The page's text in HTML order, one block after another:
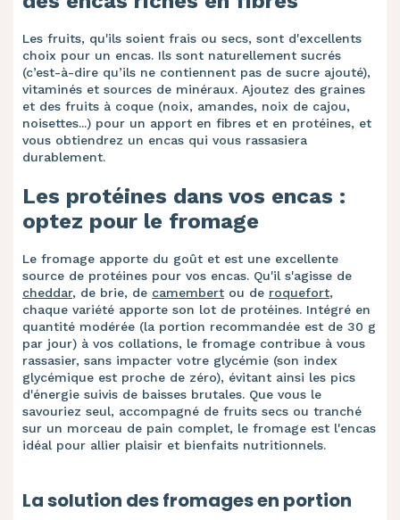
Les fruits, qu'ils soient frais ou secs, sont d'excellents
choix pour un encas. Ils sont naturellement sucrés
(c’est-à-dire qu’ils ne contiennent pas de sucre ajouté),
vitaminés et sources de minéraux. Ajoutez des graines
et des fruits à coque (noix, amandes, noix de cajou,
noisettes...) pour un apport en fibres et en protéines, et
vous obtiendrez un encas qui vous rassasiera
durablement.
Les protéines dans vos encas :
optez pour le fromage
Le fromage apporte du goût et est une excellente
source de protéines pour vos encas. Qu'il s'agisse de
cheddar, de brie, de camembert ou de roquefort,
chaque variété apporte son lot de protéines. Intégré en
quantité modérée (la portion recommandée est de 30 g
par jour) à vos collations, le fromage contribue à vous
rassasier, sans impacter votre glycémie (son index
glycémique est proche de zéro), évitant ainsi les pics
d'énergie suivis de baisses brutales. Que vous le
savouriez seul, accompagné de fruits secs ou tranché
sur un morceau de pain complet, le fromage est l'encas
idéal pour allier plaisir et bienfaits nutritionnels.
La solution des fromages en portion